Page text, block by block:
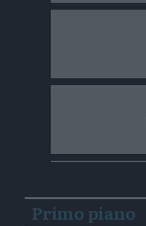
Primo piano